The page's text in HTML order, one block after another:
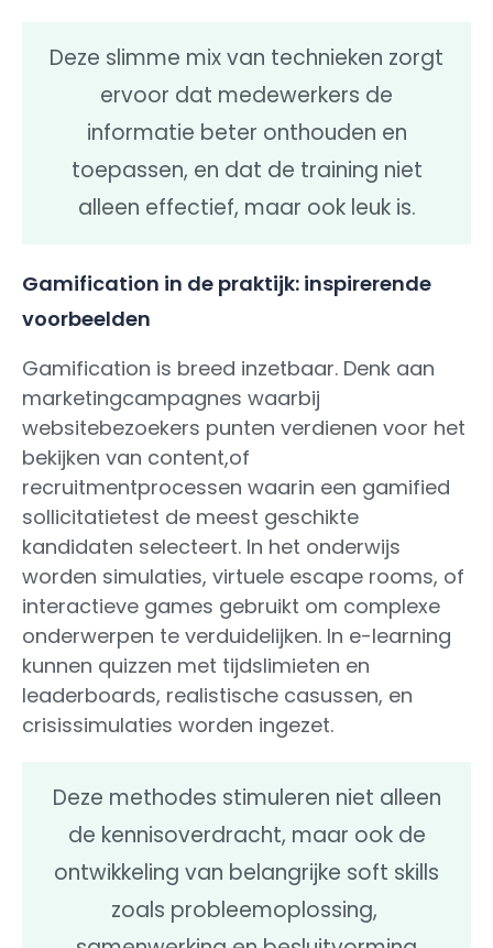
Deze slimme mix van technieken zorgt
ervoor dat medewerkers de
informatie beter onthouden en
toepassen, en dat de training niet
alleen effectief, maar ook leuk is.
Gamification in de praktijk: inspirerende
voorbeelden
Gamification is breed inzetbaar. Denk aan
marketingcampagnes waarbij
websitebezoekers punten verdienen voor het
bekijken van content,of
recruitmentprocessen waarin een gamified
sollicitatietest de meest geschikte
kandidaten selecteert. In het onderwijs
worden simulaties, virtuele escape rooms, of
interactieve games gebruikt om complexe
onderwerpen te verduidelijken. In e-learning
kunnen quizzen met tijdslimieten en
leaderboards, realistische casussen, en
crisissimulaties worden ingezet.
Deze methodes stimuleren niet alleen
de kennisoverdracht, maar ook de
ontwikkeling van belangrijke soft skills
zoals probleemoplossing,